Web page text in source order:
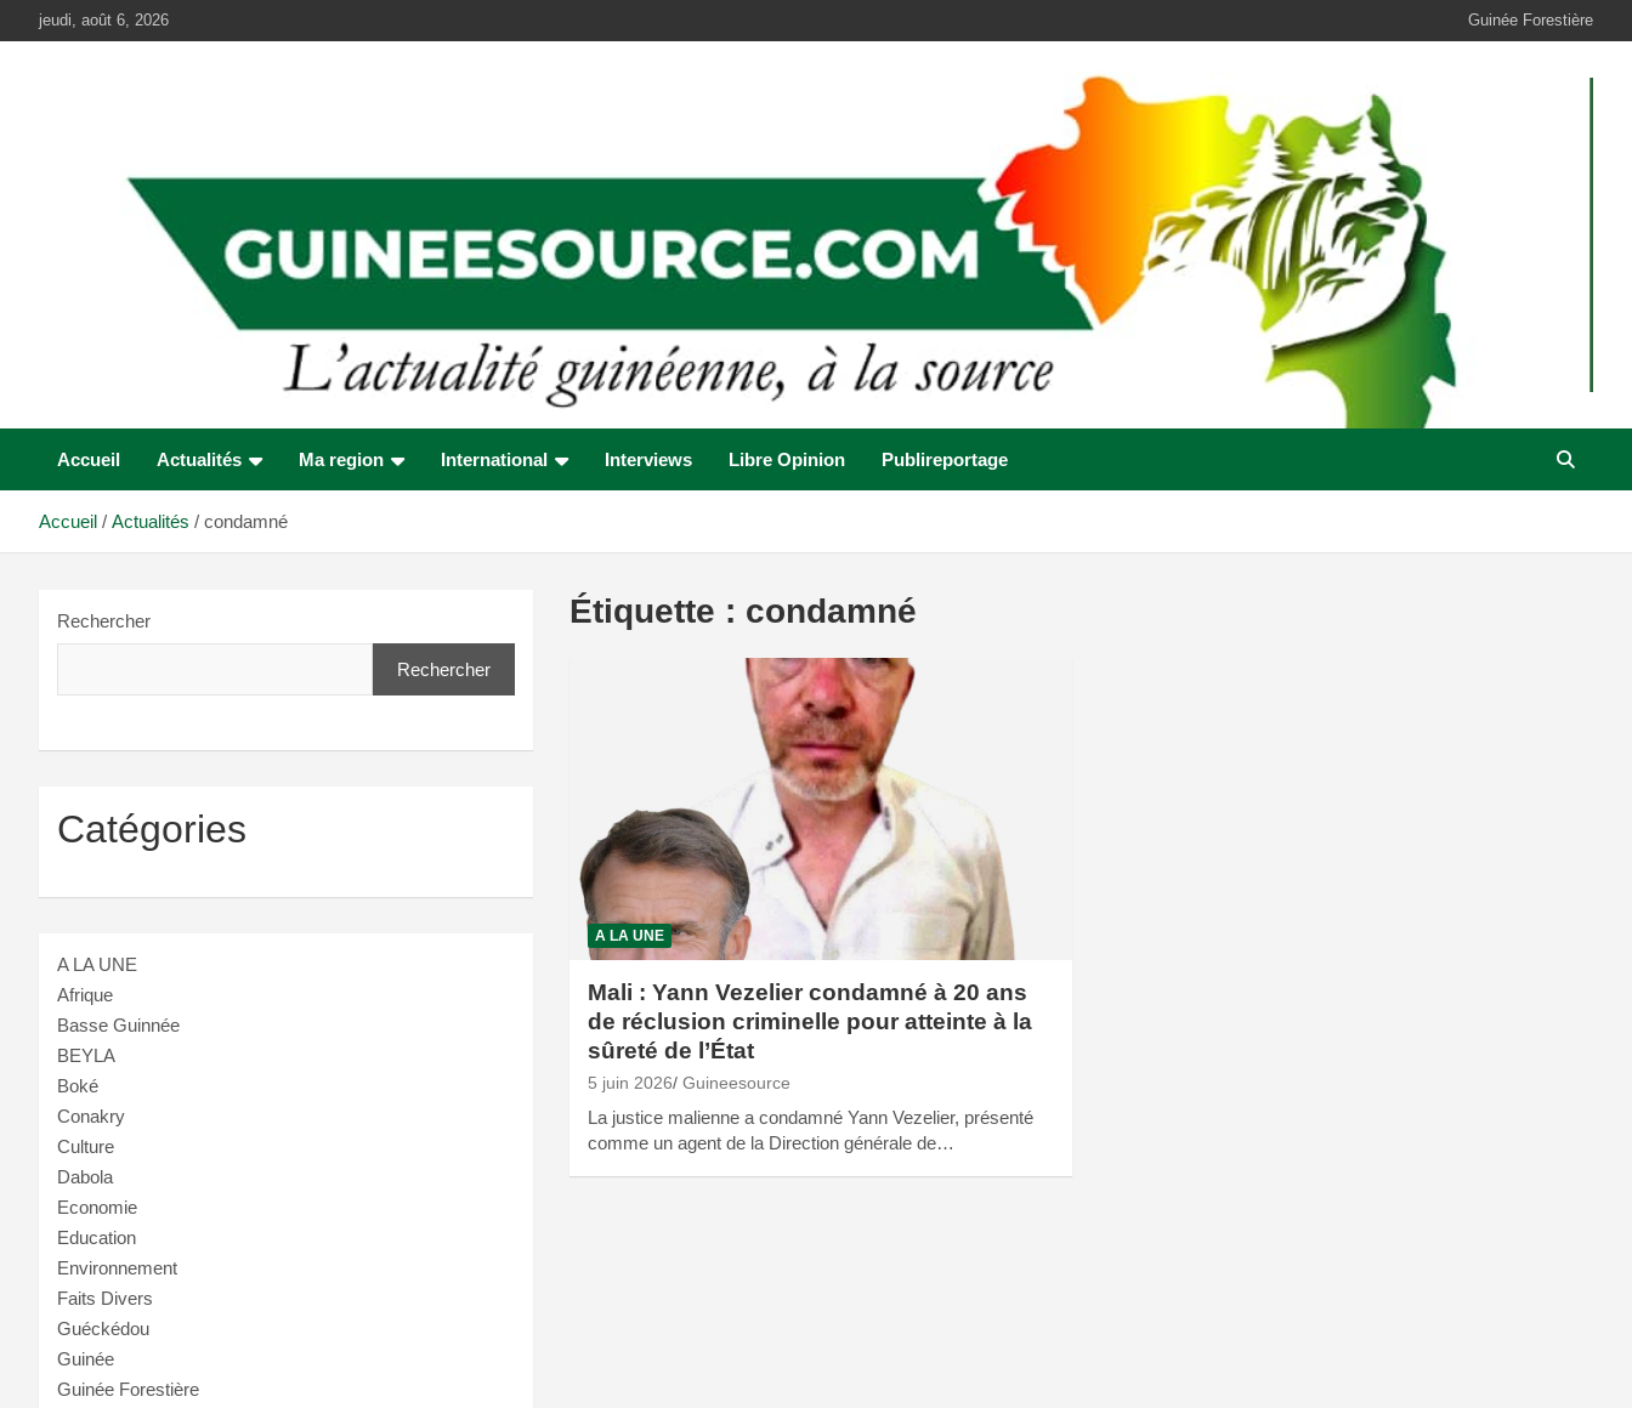
au
jeudi, août 6, 2026 Guinée Forestière
Accueil Actualités Ma region International Interviews Libre Opinion Publireportage
Accueil Actualités condamné
Étiquette : condamné
A LA UNE
Mali : Yann Vezelier condamné à 20 ans
de réclusion criminelle pour atteinte à la
sûreté de l’État
5 juin 2026 Guineesource
La justice malienne a condamné Yann Vezelier, présenté
comme un agent de la Direction générale de…
Rechercher
Rechercher
Catégories
A LA UNE
Afrique
Basse Guinnée
BEYLA
Boké
Conakry
Culture
Dabola
Economie
Education
Environnement
Faits Divers
Guéckédou
Guinée
Guinée Forestière